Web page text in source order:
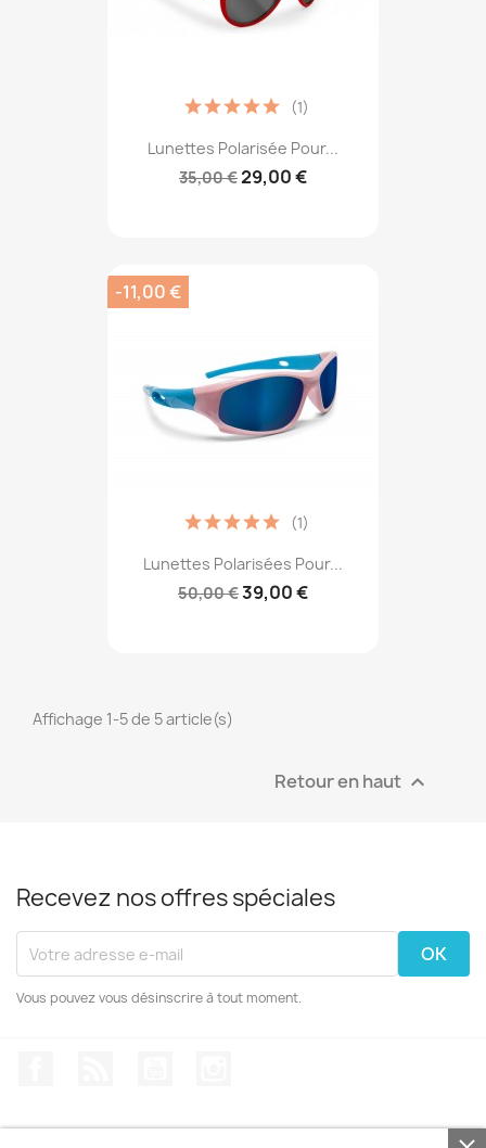
Lunettes Polarisée Pour...
35,00 €29,00 €
(1)
Lunettes Polarisées Pour...
50,00 €39,00 €
(1)
-11,00 €
Affichage 1-5 de 5 article(s)
Retour en haut 
Recevez nos offres spéciales
Vous pouvez vous désinscrire à tout moment.